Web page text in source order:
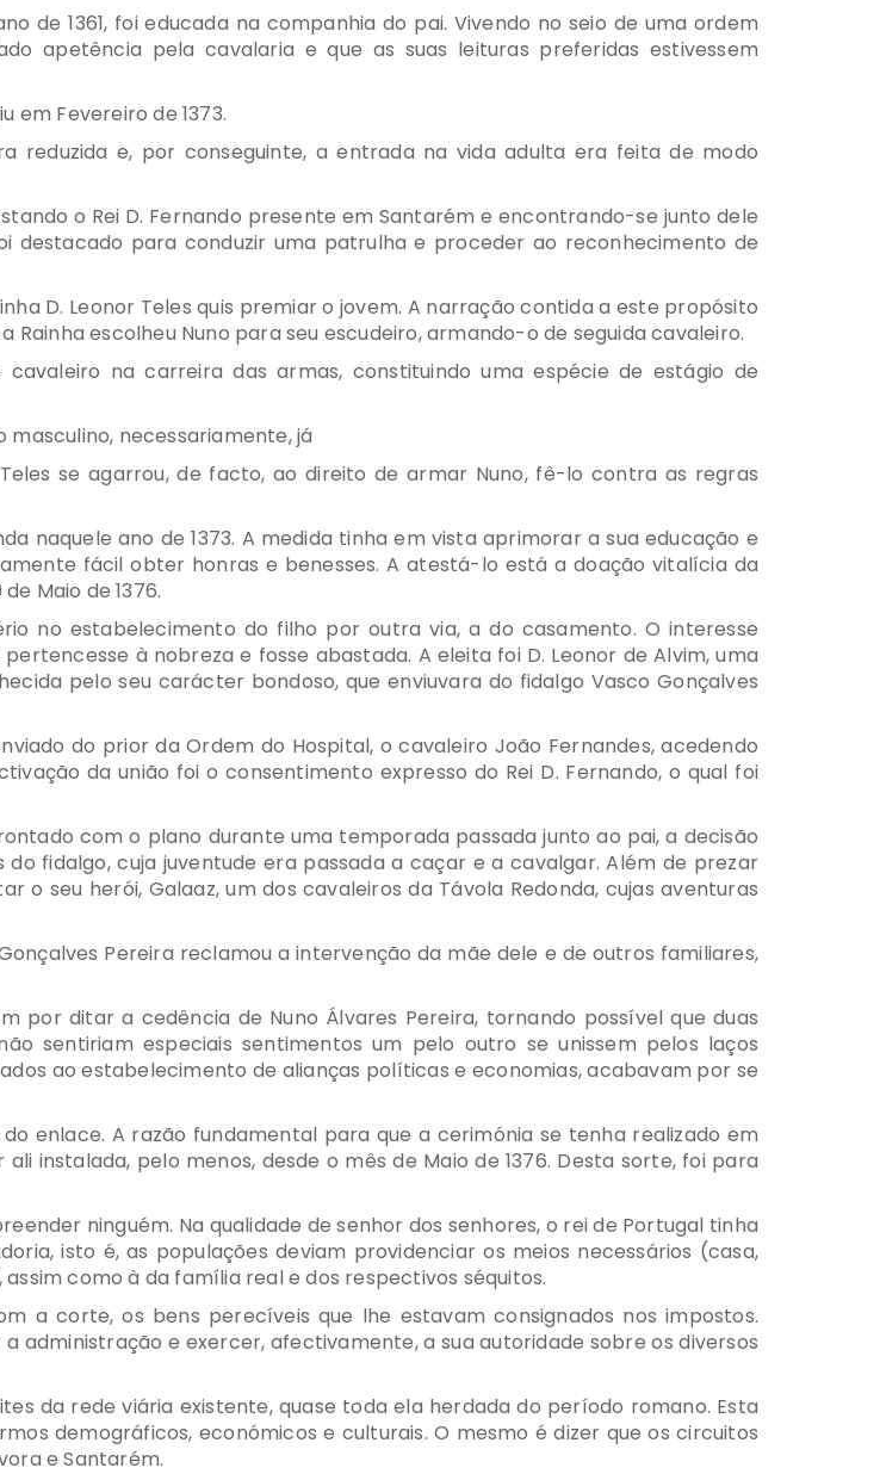
de 1361, foi educada na companhia do pai. Vivendo no seio de uma ordem
apetência pela cavalaria e que as suas leituras preferidas estivessem
em Fevereiro de 1373.
reduzida e, por conseguinte, a entrada na vida adulta era feita de modo
o Rei D. Fernando presente em Santarém e encontrando-se junto dele
destacado para conduzir uma patrulha e proceder ao reconhecimento de
D. Leonor Teles quis premiar o jovem. A narração contida a este propósito
escolheu Nuno para seu escudeiro, armando-o de seguida cavaleiro.
na carreira das armas, constituindo uma espécie de estágio de
necessariamente, já
se agarrou, de facto, ao direito de armar Nuno, fê-lo contra as regras
naquele ano de 1373. A medida tinha em vista aprimorar a sua educação e
fácil obter honras e benesses. A atestá-lo está a doação vitalícia da
Maio de 1376.
no estabelecimento do filho por outra via, a do casamento. O interesse
à nobreza e fosse abastada. A eleita foi D. Leonor de Alvim, uma
pelo seu carácter bondoso, que enviuvara do fidalgo Vasco Gonçalves
do prior da Ordem do Hospital, o cavaleiro João Fernandes, acedendo
da união foi o consentimento expresso do Rei D. Fernando, o qual foi
com o plano durante uma temporada passada junto ao pai, a decisão
fidalgo, cuja juventude era passada a caçar e a cavalgar. Além de prezar
seu herói, Galaaz, um dos cavaleiros da Távola Redonda, cujas aventuras
Pereira reclamou a intervenção da mãe dele e de outros familiares,
por ditar a cedência de Nuno Álvares Pereira, tornando possível que duas
sentiriam especiais sentimentos um pelo outro se unissem pelos laços
ao estabelecimento de alianças políticas e economias, acabavam por se
enlace. A razão fundamental para que a cerimónia se tenha realizado em
instalada, pelo menos, desde o mês de Maio de 1376. Desta sorte, foi para
ninguém. Na qualidade de senhor dos senhores, o rei de Portugal tinha
isto é, as populações deviam providenciar os meios necessários (casa,
como à da família real e dos respectivos séquitos.
a corte, os bens perecíveis que lhe estavam consignados nos impostos.
administração e exercer, afectivamente, a sua autoridade sobre os diversos
da rede viária existente, quase toda ela herdada do período romano. Esta
demográficos, económicos e culturais. O mesmo é dizer que os circuitos
e Santarém.